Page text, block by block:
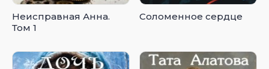
Неисправная Анна.
Том 1
Соломенное сердце